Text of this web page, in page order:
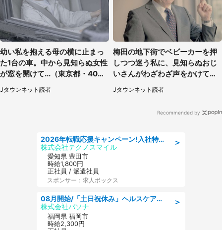
幼い私を抱える母の横に止まっ
た1台の車。中から見知らぬ女性
が窓を開けて...（東京都・40代
Jタウンネット読者
梅田の地下街でベビーカーを押
しつつ迷う私に、見知らぬおじ
いさんがわざわざ声をかけてき
て（兵庫県・30代女性）
Jタウンネット読者
Recommended by
＞
2026年転職応援キャンペーン!入社特典58万円/デンソーで働こう!自動車工場で小型部品の検査業務 denso aichi
株式会社テクノスマイル
愛知県 豊田市
時給1,800円
正社員 / 派遣社員
スポンサー：求人ボックス
＞
08月開始/「土日祝休み」ヘルスケア業界の産業保健師/高時給/未経験OK/要資格:保健師、正看護師
株式会社パソナ
福岡県 福岡市
時給2,300円